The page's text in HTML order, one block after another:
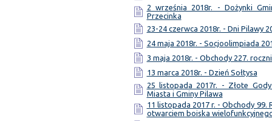
2 września 2018r. - Dożynki
Przecinka
23-24 czerwca 2018r. - Dni Pilawy
24 maja 2018r. - Socjoolimpiada
3 maja 2018r. - Obchody 227.
13 marca 2018r. - Dzień Sołtysa
25 listopada 2017r. - Złote
Miasta i Gminy Pilawa
11 listopada 2017 r. - Obchody 99.
otwarciem boiska